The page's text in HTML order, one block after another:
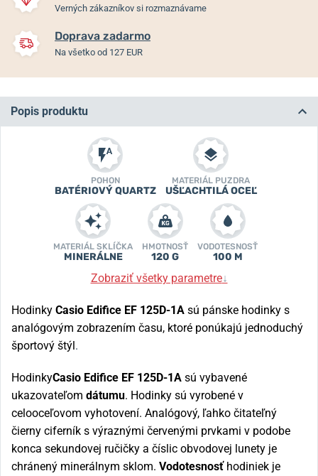
Verných zákazníkov si rozmaznávame
Doprava zadarmo
Na všetko od 127 EUR
Popis produktu
POHON
BATÉRIOVÝ QUARTZ
MATERIÁL PUZDRA
UŠĽACHTILÁ OCEĽ
MATERIÁL SKLÍČKA
MINERÁLNE
HMOTNOSŤ
120 G
VODOTESNOSŤ
100 M
Zobraziť všetky parametre↓
Hodinky Casio Edifice EF 125D-1A sú pánske hodinky s
analógovým zobrazením času, ktoré ponúkajú jednoduchý
športový štýl.
HodinkyCasio Edifice EF 125D-1A sú vybavené
ukazovateľom dátumu. Hodinky sú vyrobené v
celooceľovom vyhotovení. Analógový, ľahko čitateľný
čierny ciferník s výraznými červenými prvkami v podobe
konca sekundovej ručičky a číslic obvodovej lunety je
chránený minerálnym sklom. Vodotesnosťhodiniek je